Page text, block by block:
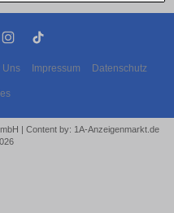
Uns Impressum Datenschutz
| Content by: 1A-Anzeigenmarkt.de